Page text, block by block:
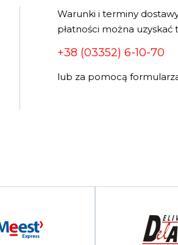
Warunki i terminy
płatności można uzyskać
+38 (03352) 6-10-70
lub za pomocą